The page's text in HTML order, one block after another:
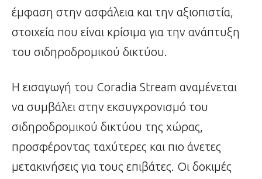
έμφαση στην ασφάλεια και την αξιοπιστία,
στοιχεία που είναι κρίσιμα για την ανάπτυξη
του σιδηροδρομικού δικτύου.
Η εισαγωγή του Coradia Stream αναμένεται
να συμβάλει στην εκσυγχρονισμό του
σιδηροδρομικού δικτύου της χώρας,
προσφέροντας ταχύτερες και πιο άνετες
μετακινήσεις για τους επιβάτες. Οι δοκιμές